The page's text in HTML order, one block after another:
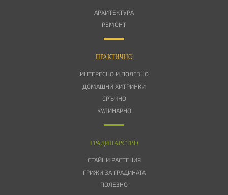
АРХИТЕКТУРА
РЕМОНТ
ПРАКТИЧНО
ИНТЕРЕСНО И ПОЛЕЗНО
ДОМАШНИ ХИТРИНКИ
СРЪЧНО
КУЛИНАРНО
ГРАДИНАРСТВО
СТАЙНИ РАСТЕНИЯ
ГРИЖИ ЗА ГРАДИНАТА
ПОЛЕЗНО